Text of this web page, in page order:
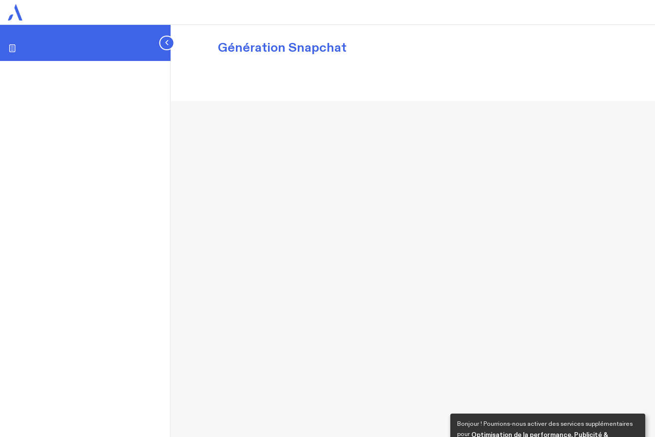
Génération Snapchat
Bonjour ! Pourrions-nous activer des services supplémentaires
pourOptimisation de la performance, Publicité &